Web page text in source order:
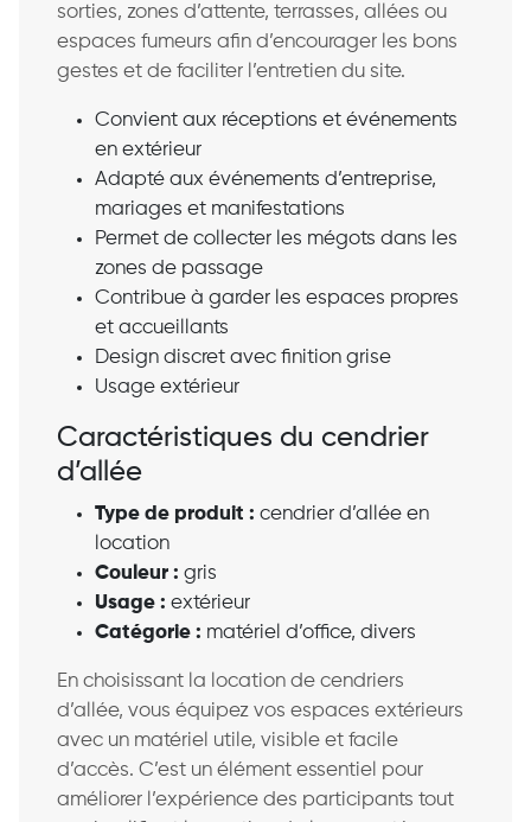
sorties, zones d’attente, terrasses, allées ou
espaces fumeurs afin d’encourager les bons
gestes et de faciliter l’entretien du site.
Convient aux réceptions et événements
en extérieur
Adapté aux événements d’entreprise,
mariages et manifestations
Permet de collecter les mégots dans les
zones de passage
Contribue à garder les espaces propres
et accueillants
Design discret avec finition grise
Usage extérieur
Caractéristiques du cendrier
d’allée
Type de produit : cendrier d’allée en
location
Couleur : gris
Usage : extérieur
Catégorie : matériel d’office, divers
En choisissant la location de cendriers
d’allée, vous équipez vos espaces extérieurs
avec un matériel utile, visible et facile
d’accès. C’est un élément essentiel pour
améliorer l’expérience des participants tout